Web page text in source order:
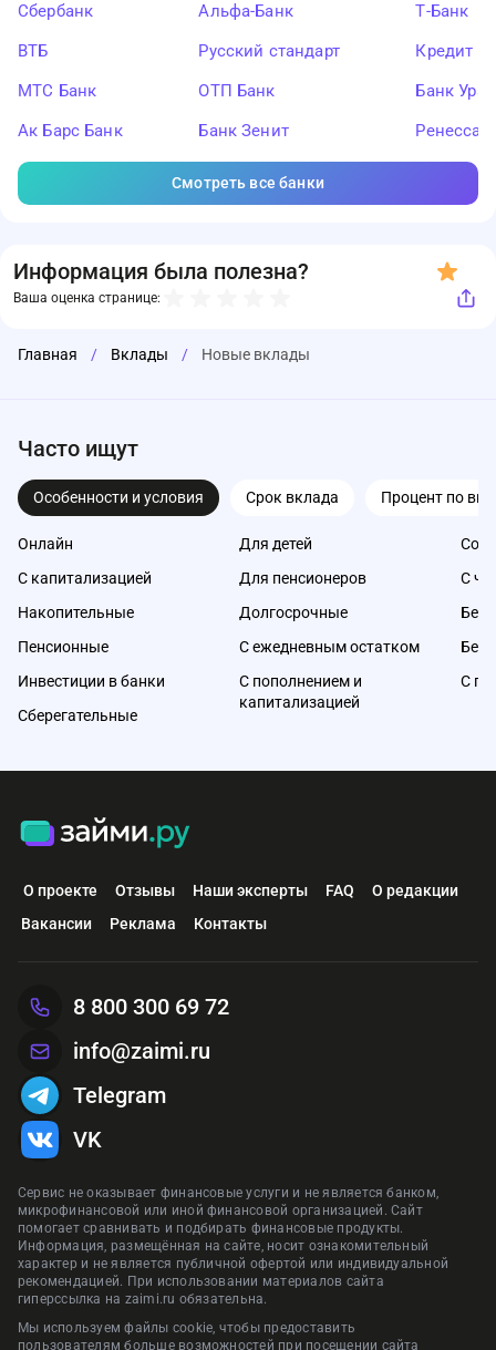
Сбербанк
ВТБ
МТС Банк
Ак Барс Банк
Альфа-Банк
Русский стандарт
ОТП Банк
Банк Зенит
Т-Банк
Кредит
Банк
Смотреть все банки
Информация была полезна?
Ваша оценка странице:
Главная / Вклады / Новые вклады
Часто ищут
Особенности и условия Срок вклада Процент по
Онлайн
С капитализацией
Накопительные
Пенсионные
Инвестиции в банки
Сберегательные
Для детей
Для пенсионеров
Долгосрочные
С ежедневным остатком
С пополнением и
капитализацией
Со
С
Без
Без
С
О проекте Отзывы Наши эксперты FAQ
О редакции
Вакансии
Реклама Контакты
Сервис не оказывает финансовые услуги и не является банком,
микрофинансовой или иной финансовой организацией. Сайт
помогает сравнивать и подбирать финансовые продукты.
Информация, размещённая на сайте, носит ознакомительный
характер и не является публичной офертой или индивидуальной
рекомендацией. При использовании материалов сайта
гиперссылка на zaimi.ru обязательна.
Мы используем файлы cookie, чтобы предоставить
пользователям больше возможностей при посещении сайта
8 800 300 69 72
info@zaimi.ru
Telegram
VK